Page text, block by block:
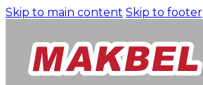
Skip to main content Skip to footer